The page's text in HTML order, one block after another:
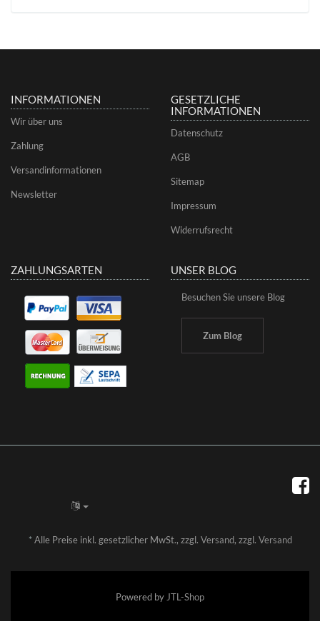
INFORMATIONEN
Wir über uns
Zahlung
Versandinformationen
Newsletter
GESETZLICHE
INFORMATIONEN
Datenschutz
AGB
Sitemap
Impressum
Widerrufsrecht
ZAHLUNGSARTEN UNSER BLOG
Besuchen Sie unsere Blog
Zum Blog
*Alle Preise inkl. gesetzlicher MwSt., zzgl. Versand, zzgl. Versand
Powered byJTL-Shop